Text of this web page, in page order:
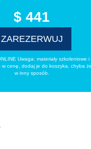
$ 441
ZAREZERWUJ
Uwaga: materiały szkoleniowe i
cenę, dodaj je do koszyka, chyba
w inny sposób.